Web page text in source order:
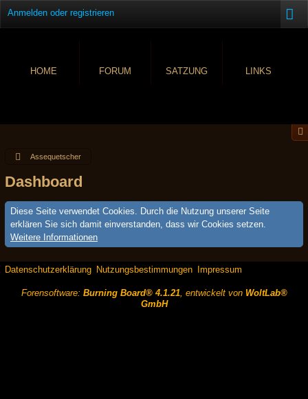
Anmelden oder registrieren
HOME FORUM SATZUNG LINKS
Assequetscher
Dashboard
Diese Seite verwendet Cookies. Durch die Nutzung unserer Seite
erklären Sie sich damit einverstanden, dass wir Cookies setzen.
Weitere Informationen
Datenschutzerklärung Nutzungsbestimmungen Impressum
Forensoftware: Burning Board® 4.1.21, entwickelt von WoltLab®
GmbH